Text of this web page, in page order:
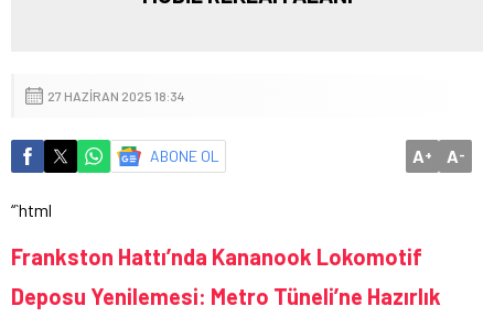
27 HAZIRAN 2025 18:34
ABONE OL A+ A-
“`html
Frankston Hattı’nda Kananook Lokomotif
Deposu Yenilemesi: Metro Tüneli’ne Hazırlık